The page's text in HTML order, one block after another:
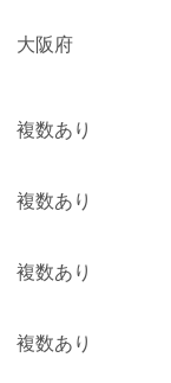
大阪府
複数あり
複数あり
複数あり
複数あり